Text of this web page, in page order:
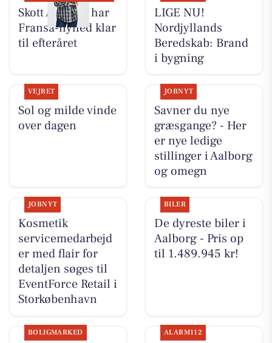
Skott Aalborg har
Fransa-nyhed klar
til efteråret
LIGE NU!
Nordjyllands
Beredskab: Brand
i bygning
VEJRET
Sol og milde vinde
over dagen
JOBNYT
Savner du nye
græsgange? - Her
er nye ledige
stillinger i Aalborg
og omegn
JOBNYT
Kosmetik
servicemedarbejd
er med flair for
detaljen søges til
EventForce Retail i
Storkøbenhavn
BILER
De dyreste biler i
Aalborg - Pris op
til 1.489.945 kr!
BOLIGMARKED ALARM112